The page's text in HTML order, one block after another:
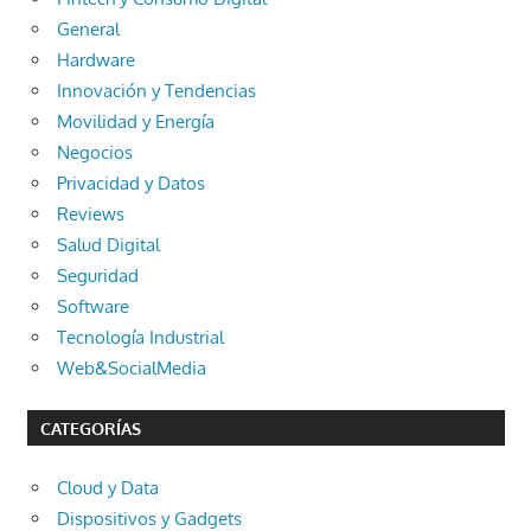
General
Hardware
Innovación y Tendencias
Movilidad y Energía
Negocios
Privacidad y Datos
Reviews
Salud Digital
Seguridad
Software
Tecnología Industrial
Web&SocialMedia
CATEGORÍAS
Cloud y Data
Dispositivos y Gadgets